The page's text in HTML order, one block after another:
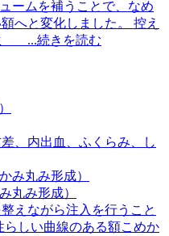
ームを補うことで、なめ
へと変化しました。 ⁡控え
...続きを読む
、内出血、ふくらみ、し
丸み形成）
えながら注入を行うこと
しい曲線のある額こめか